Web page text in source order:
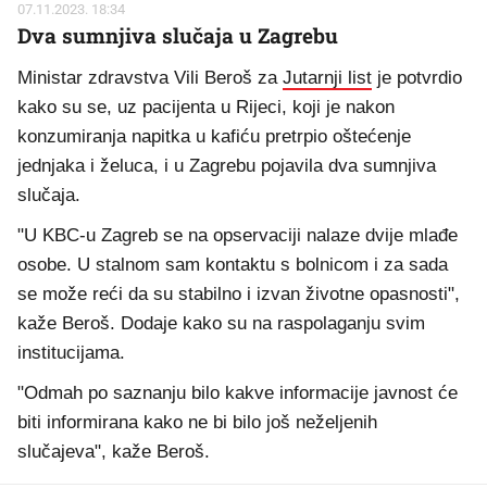
07.11.2023. 18:34
Dva sumnjiva slučaja u Zagrebu
Ministar zdravstva Vili Beroš za Jutarnji list je potvrdio
kako su se, uz pacijenta u Rijeci, koji je nakon
konzumiranja napitka u kafiću pretrpio oštećenje
jednjaka i želuca, i u Zagrebu pojavila dva sumnjiva
slučaja.
"U KBC-u Zagreb se na opservaciji nalaze dvije mlađe
osobe. U stalnom sam kontaktu s bolnicom i za sada
se može reći da su stabilno i izvan životne opasnosti",
kaže Beroš. Dodaje kako su na raspolaganju svim
institucijama.
"Odmah po saznanju bilo kakve informacije javnost će
biti informirana kako ne bi bilo još neželjenih
slučajeva", kaže Beroš.